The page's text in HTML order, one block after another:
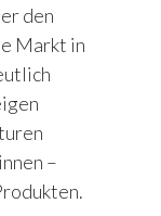
den
Markt in
–